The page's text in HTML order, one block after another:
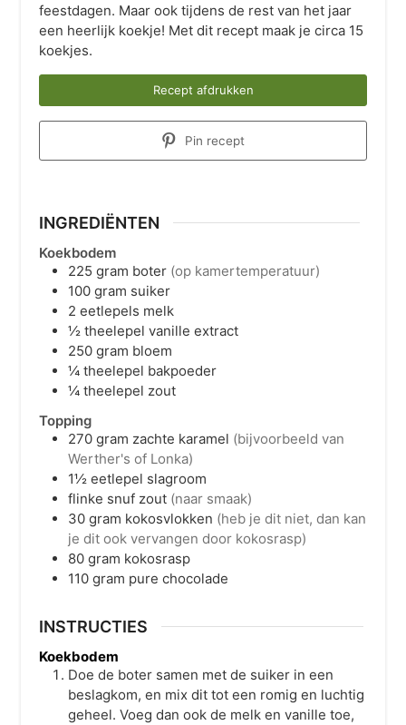
feestdagen. Maar ook tijdens de rest van het jaar
een heerlijk koekje! Met dit recept maak je circa 15
koekjes.
Recept afdrukken
Pin recept
INGREDIËNTEN
Koekbodem
225 gram boter (op kamertemperatuur)
100 gram suiker
2 eetlepels melk
½ theelepel vanille extract
250 gram bloem
¼ theelepel bakpoeder
¼ theelepel zout
Topping
270 gram zachte karamel (bijvoorbeeld van
Werther's of Lonka)
1½ eetlepel slagroom
flinke snuf zout (naar smaak)
30 gram kokosvlokken (heb je dit niet, dan kan
je dit ook vervangen door kokosrasp)
80 gram kokosrasp
110 gram pure chocolade
INSTRUCTIES
Koekbodem
Doe de boter samen met de suiker in een
beslagkom, en mix dit tot een romig en luchtig
geheel. Voeg dan ook de melk en vanille toe,